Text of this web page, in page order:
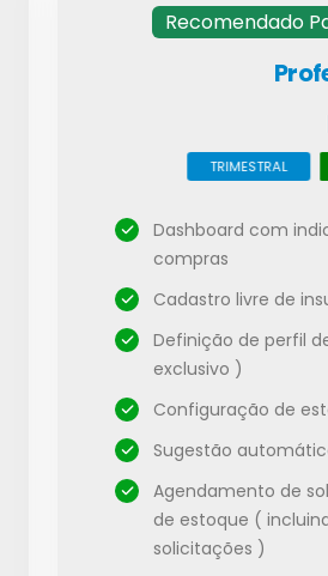
Recomendado
TRIMESTRAL
Dashboard com
compras
Cadastro livre de
Definição de perfil
exclusivo )
Configuração de
Sugestão
Agendamento de
de estoque (
solicitações )